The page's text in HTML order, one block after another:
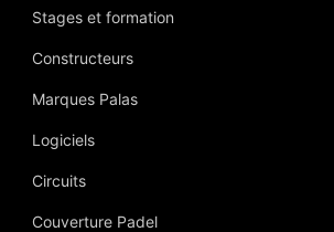
Stages et formation
Constructeurs
Marques Palas
Logiciels
Circuits
Couverture Padel